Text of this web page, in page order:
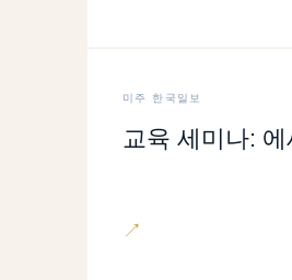
미주 한국일보
교육 세미나: 에
↗